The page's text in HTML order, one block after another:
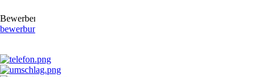
Bewerben Sie sich online oder per E-Mail
bewerbung@stb-becker-zeiler.de